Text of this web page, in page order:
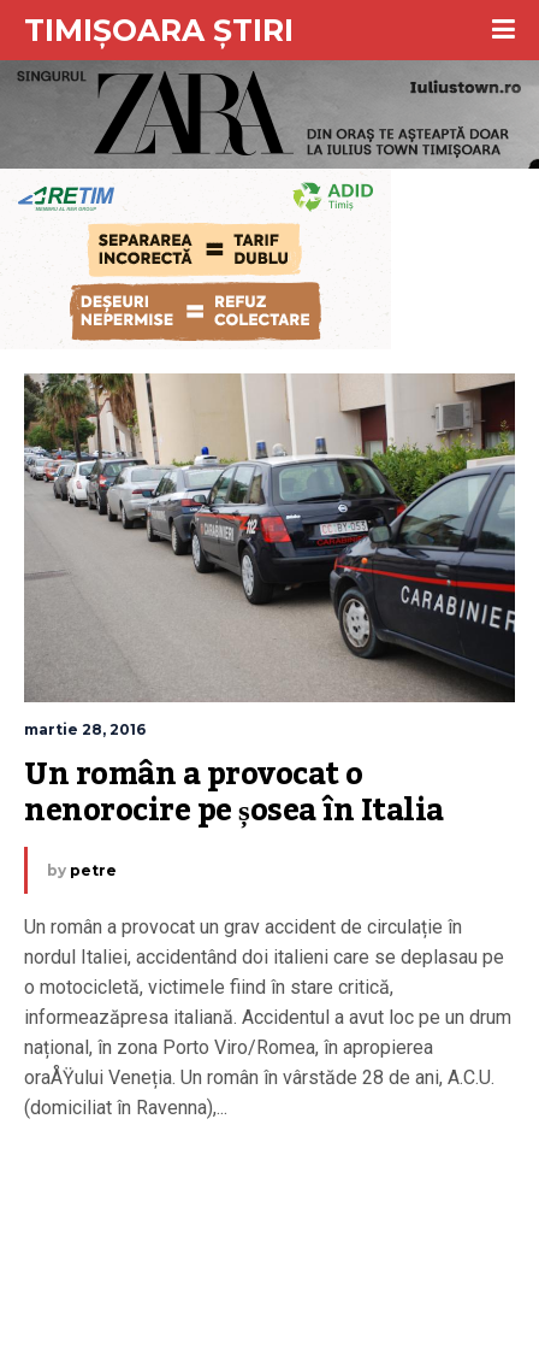
TIMIȘOARA ȘTIRI
martie 28, 2016
Un român a provocat o
nenorocire pe șosea în Italia
by petre
Un român a provocat un grav accident de circulație în
nordul Italiei, accidentând doi italieni care se deplasau pe
o motocicletă, victimele fiind în stare critică,
informeazăpresa italiană. Accidentul a avut loc pe un drum
național, în zona Porto Viro/Romea, în apropierea
oraÅŸului Veneția. Un român în vârstăde 28 de ani, A.C.U.
(domiciliat în Ravenna),...